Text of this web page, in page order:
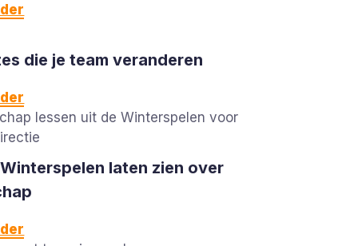
die je team veranderen
laten zien over